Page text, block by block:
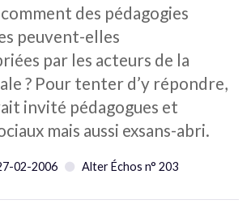
des pédagogies
peuvent-elles
par les acteurs de la
? Pour tenter d’y répondre,
invité pédagogues et
mais aussi exsans-abri.
02-2006 Alter Échos n° 203